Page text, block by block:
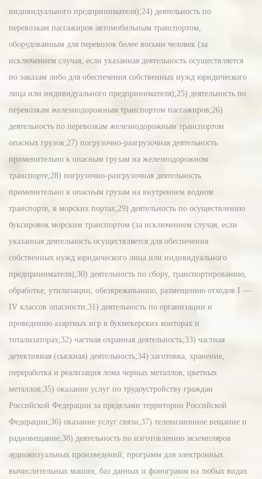
индивидуального предпринимателя);24) деятельность по
перевозкам пассажиров автомобильным транспортом,
оборудованным для перевозок более восьми человек (за
исключением случая, если указанная деятельность осуществляется
по заказам либо для обеспечения собственных нужд юридического
лица или индивидуального предпринимателя);25) деятельность по
перевозкам железнодорожным транспортом пассажиров;26)
деятельность по перевозкам железнодорожным транспортом
опасных грузов;27) погрузочно-разгрузочная деятельность
применительно к опасным грузам на железнодорожном
транспорте;28) погрузочно-разгрузочная деятельность
применительно к опасным грузам на внутреннем водном
транспорте, в морских портах;29) деятельность по осуществлению
буксировок морским транспортом (за исключением случая, если
указанная деятельность осуществляется для обеспечения
собственных нужд юридического лица или индивидуального
предпринимателя);30) деятельность по сбору, транспортированию,
обработке, утилизации, обезвреживанию, размещению отходов I —
IV классов опасности;31) деятельность по организации и
проведению азартных игр в букмекерских конторах и
тотализаторах;32) частная охранная деятельность;33) частная
детективная (сыскная) деятельность;34) заготовка, хранение,
переработка и реализация лома черных металлов, цветных
металлов;35) оказание услуг по трудоустройству граждан
Российской Федерации за пределами территории Российской
Федерации;36) оказание услуг связи;37) телевизионное вещание и
радиовещание;38) деятельность по изготовлению экземпляров
аудиовизуальных произведений, программ для электронных
вычислительных машин, баз данных и фонограмм на любых видах